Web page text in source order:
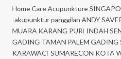
Home Care Acupunkture
-akupunktur panggilan ANDY
MUARA KARANG PURI INDAH
GADING TAMAN PALEM GADING
KARAWACI SUMARECON KOTA